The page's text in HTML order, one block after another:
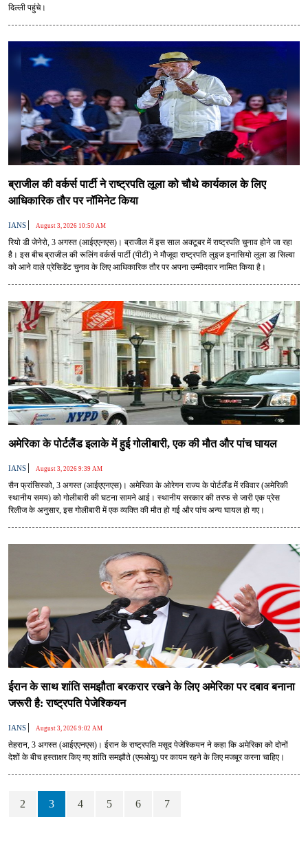
दिल्ली पहुंचे।
ब्राजील की वर्कर्स पार्टी ने राष्ट्रपति लूला को चौथे कार्यकाल के लिए
आधिकारिक तौर पर नॉमिनेट किया
IANS | August 3, 2026 10:50 AM
रियो डी जेनेरो, 3 अगस्त (आईएएनएस)। ब्राजील में इस साल अक्टूबर में राष्ट्रपति चुनाव होने जा रहा
है। इस बीच ब्राजील की रूलिंग वर्कर्स पार्टी (पीटी) ने मौजूदा राष्ट्रपति लुइज इनासियो लूला डा सिल्वा
को आने वाले प्रेसिडेंट चुनाव के लिए आधिकारिक तौर पर अपना उम्मीदवार नामित किया है।
अमेरिका के पोर्टलैंड इलाके में हुई गोलीबारी, एक की मौत और पांच घायल
IANS | August 3, 2026 9:39 AM
सैन फ्रांसिस्को, 3 अगस्त (आईएएनएस)। अमेरिका के ओरेगन राज्य के पोर्टलैंड में रविवार (अमेरिकी
स्थानीय समय) को गोलीबारी की घटना सामने आई। स्थानीय सरकार की तरफ से जारी एक प्रेस
रिलीज के अनुसार, इस गोलीबारी में एक व्यक्ति की मौत हो गई और पांच अन्य घायल हो गए।
ईरान के साथ शांति समझौता बरकरार रखने के लिए अमेरिका पर दबाव बनाना
जरूरी है: राष्ट्रपति पेजेश्कियन
IANS | August 3, 2026 9:02 AM
तेहरान, 3 अगस्त (आईएएनएस)। ईरान के राष्ट्रपति मसूद पेजेश्कियन ने कहा कि अमेरिका को दोनों
देशों के बीच हस्ताक्षर किए गए शांति समझौते (एमओयू) पर कायम रहने के लिए मजबूर करना चाहिए।
2 3 4 5 6 7